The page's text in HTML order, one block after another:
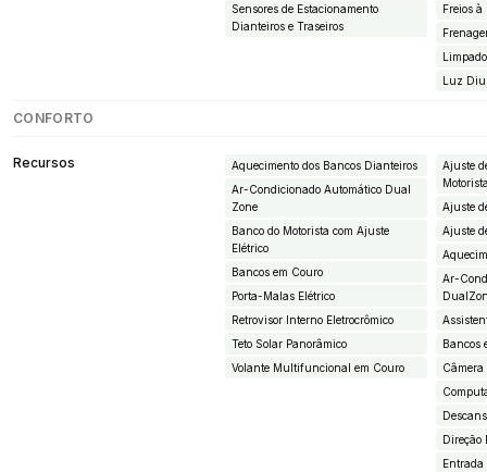
Sensores de Estacionamento
Dianteiros e Traseiros
Freios
Luz
CONFORTO
Recursos
Aquecimento dos Bancos Dianteiros
Ar-Condicionado Automático Dual
Zone
Banco do Motorista com Ajuste
Elétrico
Bancos em Couro
Porta-Malas Elétrico
Retrovisor Interno Eletrocrômico
Teto Solar Panorâmico
Volante Multifuncional em Couro
Ajuste
Ajuste
Ajuste
Ar-
Bancos
Câmera
Direção